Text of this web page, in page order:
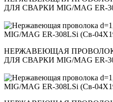
ДЛЯ СВАРКИ MIG/MAG ER-
НЕРЖАВЕЮЩАЯ ПРОВОЛОКА
ДЛЯ СВАРКИ MIG/MAG ER-